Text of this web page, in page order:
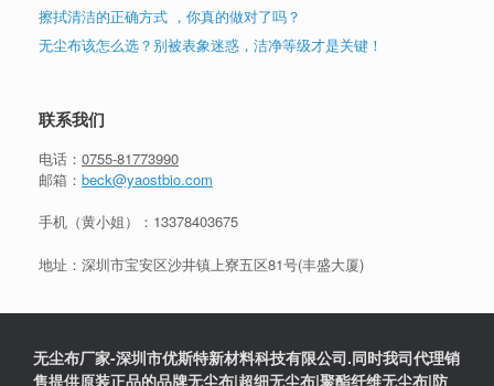
擦拭清洁的正确方式 ，你真的做对了吗？
无尘布该怎么选？别被表象迷惑，洁净等级才是关键！
联系我们
电话： 0755-81773990
邮箱： beck@yaostbio.com
手机（黄小姐）： 13378403675
地址：深圳市宝安区沙井镇上寮五区81号(丰盛大厦)
无尘布厂家-深圳市优斯特新材料科技有限公司.同时我司代理销
售提供原装正品的品牌无尘布|超细无尘布|聚酯纤维无尘布|防